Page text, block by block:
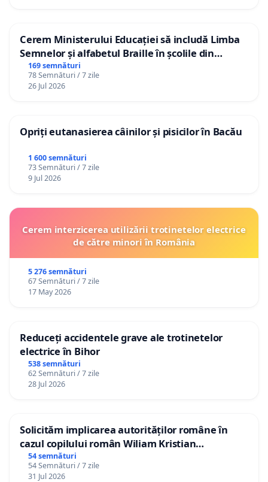
Cerem Ministerului Educației să includă Limba
Semnelor și alfabetul Braille în școlile din
Republica Moldova!
169 semnături
78 Semnături / 7 zile
26 Jul 2026
Opriți eutanasierea câinilor și pisicilor în Bacău
1 600 semnături
73 Semnături / 7 zile
9 Jul 2026
Cerem interzicerea utilizării trotinetelor electrice
de către minori în România
5 276 semnături
67 Semnături / 7 zile
17 May 2026
Reduceți accidentele grave ale trotinetelor
electrice în Bihor
538 semnături
62 Semnături / 7 zile
28 Jul 2026
Solicităm implicarea autorităților române în
cazul copilului român Wiliam Kristian
Gheorghe, aflat în plasament în Danemarca de
12 ani
54 semnături
54 Semnături / 7 zile
31 Jul 2026